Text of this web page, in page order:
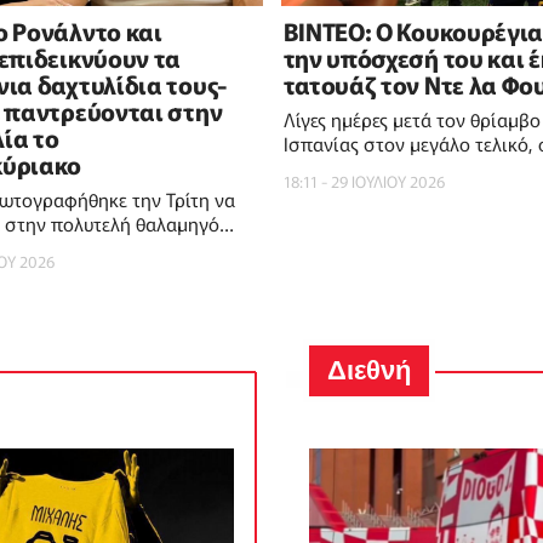
Ρονάλντο και
τα
δαχτυλίδια τους-
παντρεύονται στην
το
την Τρίτη να
στην πολυτελή θαλαμηγό
διαμαντένια
2026
ΒΙΝΤΕΟ: Ο
την υπόσχεσή του και
τατουάζ τον Ντε λα
Λίγες ημέρες μετά τον
Ισπανίας στον μεγάλο
18:11 - 29 ΙΟΥΛΙΟΥ 2026
Διεθνή